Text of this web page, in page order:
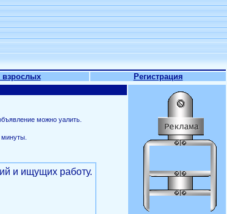
взрослых Регистрация
можно уалить.
и ищущих работу.